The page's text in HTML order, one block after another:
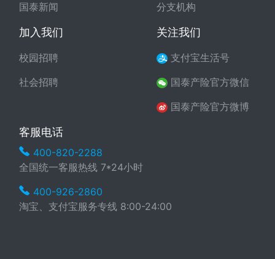
国泰新闻
分支机构
加入我们
校园招聘
社会招聘
关注我们
支付宝生活号
国泰产险官方微信
国泰产险官方微博
客服电话
400-820-2288
全国统一客服热线 7*24小时
400-926-2860
淘宝、支付宝服务专线 8:00-24:00